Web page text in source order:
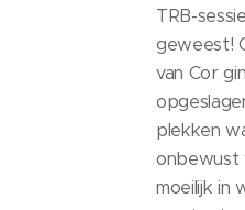
TRB-
geweest!
van Cor
plekken
onbewust
moeilijk in